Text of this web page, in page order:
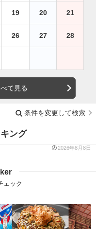
19 20 21
26 27 28
て見る
条件を変更して検索
ング
2026年8月8日
ェック